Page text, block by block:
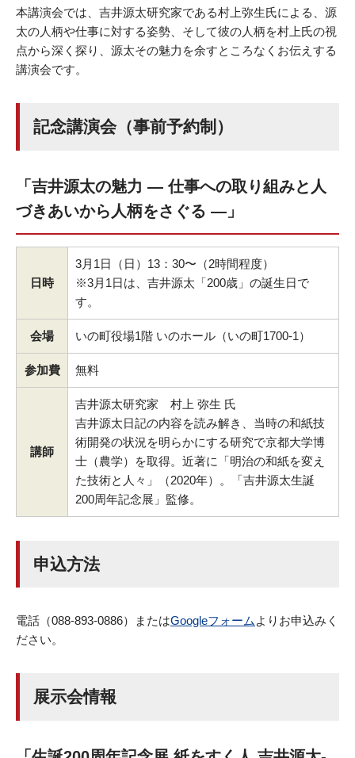
本講演会では、吉井源太研究家である村上弥生氏による、源
太の人柄や仕事に対する姿勢、そして彼の人柄を村上氏の視
点から深く探り、源太その魅力を余すところなくお伝えする
講演会です。
記念講演会（事前予約制）
「吉井源太の魅力 ― 仕事への取り組みと人
づきあいから人柄をさぐる ―」
日時
3月1日（日）13：30〜（2時間程度）
※3月1日は、吉井源太「200歳」の誕生日で
す。
会場 いの町役場1階 いのホール（いの町1700-1）
参加費 無料
講師
吉井源太研究家 村上 弥生 氏
吉井源太日記の内容を読み解き、当時の和紙技
術開発の状況を明らかにする研究で京都大学博
士（農学）を取得。近著に「明治の和紙を変え
た技術と人々」（2020年）。「吉井源太生誕
200周年記念展」監修。
申込方法
電話（088-893-0886）またはGoogleフォームよりお申込みく
ださい。
展示会情報